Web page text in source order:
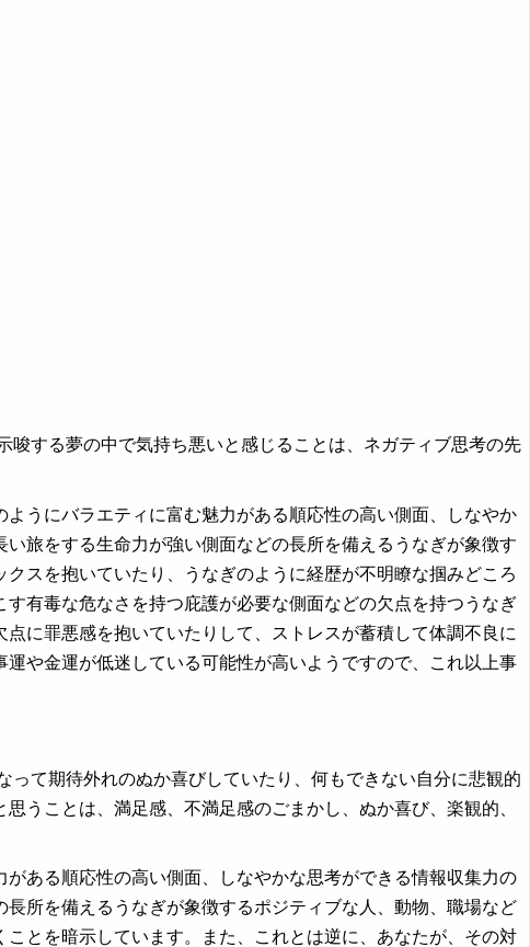
する夢の中で気持ち悪いと感じることは、ネガティブ思考の先
うにバラエティに富む魅力がある順応性の高い側面、しなやか
旅をする生命力が強い側面などの長所を備えるうなぎが象徴す
スを抱いていたり、うなぎのように経歴が不明瞭な掴みどころ
有毒な危なさを持つ庇護が必要な側面などの欠点を持つうなぎ
に罪悪感を抱いていたりして、ストレスが蓄積して体調不良に
や金運が低迷している可能性が高いようですので、これ以上事
て期待外れのぬか喜びしていたり、何もできない自分に悲観的
うことは、満足感、不満足感のごまかし、ぬか喜び、楽観的、
ある順応性の高い側面、しなやかな思考ができる情報収集力の
所を備えるうなぎが象徴するポジティブな人、動物、職場など
とを暗示しています。また、これとは逆に、あなたが、その対